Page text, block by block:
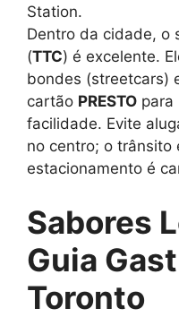
Station.
Dentro da cidade, o
(TTC) é excelente.
bondes (streetcars)
cartão PRESTO para
facilidade. Evite
no centro; o trânsito
estacionamento é
Sabores
Guia
Toronto